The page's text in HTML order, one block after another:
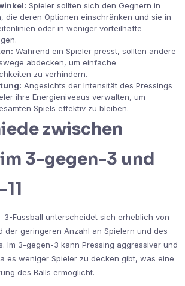
Spieler sollten sich den Gegnern in
die deren Optionen einschränken und sie in
oder in weniger vorteilhafte
Während ein Spieler presst, sollten andere
abdecken, um einfache
zu verhindern.
Angesichts der Intensität des Pressings
ihre Energieniveaus verwalten, um
Spiels effektiv zu bleiben.
zwischen
3-gegen-3 und
3-Fussball unterscheidet sich erheblich von
der geringeren Anzahl an Spielern und des
Im 3-gegen-3 kann Pressing aggressiver und
es weniger Spieler zu decken gibt, was eine
des Balls ermöglicht.